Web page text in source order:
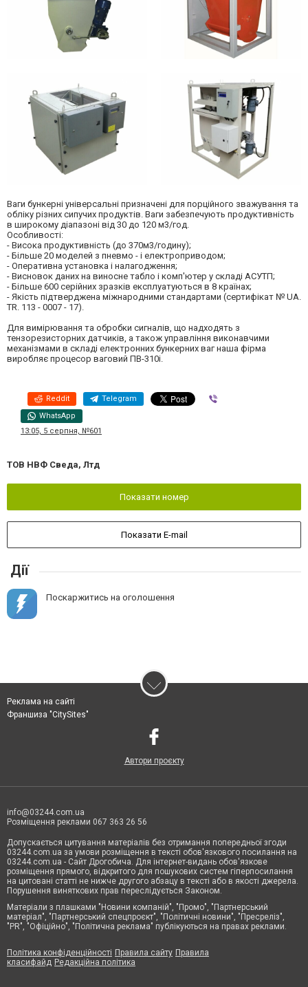
Ваги бункерні універсальні призначені для порційного зважування та
обліку різних сипучих продуктів. Ваги забезпечують продуктивність
в широкому діапазоні від 30 до 120 м3/год.
Особливості:
- Висока продуктивність (до 370м3/годину);
- Більше 20 моделей з пневмо - і електроприводом;
- Оперативна установка і налагодження;
- Висновок даних на виносне табло і комп'ютер у складі АСУТП;
- Більше 600 серійних зразків експлуатуються в 8 країнах;
- Якість підтверджена міжнародними стандартами (сертифікат № UA.
TR. 113 - 0007 - 17).
Для вимірювання та обробки сигналів, що надходять з
тензорезисторних датчиків, а також управління виконавчими
механізмами в складі електронних бункерних ваг наша фірма
виробляє процесор ваговий ПВ-310і.
Reddit Telegram
WhatsApp
13:05, 5 серпня, №601
ТОВ НВФ Сведа, Лтд
Показати номер
Показати E-mail
Дії
Поскаржитись на оголошення
Реклама на сайті
Франшиза "CitySites"
Автори проєкту
info@03244.com.ua
Розміщення реклами 067 363 26 56
Допускається цитування матеріалів без отримання попередньої згоди
03244.com.ua за умови розміщення в тексті обов'язкового посилання на
03244.com.ua - Сайт Дрогобича. Для інтернет-видань обов'язкове
розміщення прямого, відкритого для пошукових систем гіперпосилання
на цитовані статті не нижче другого абзацу в тексті або в якості джерела.
Порушення виняткових прав переслідується Законом.
Матеріали з плашками "Новини компаній", "Промо", "Партнерський
матеріал", "Партнерський спецпроєкт", "Політичні новини", "Пресреліз",
"PR", "Офіційно", "Політична реклама" публікуються на правах реклами.
Політика конфіденційності Правила сайту Правила
класифайд Редакційна політика